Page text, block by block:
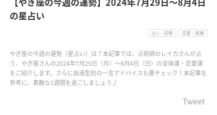
の星占い
占い・診断 恋愛・結婚
やぎ座の今週の運勢（星占い）は？本記事では、占術師のレイカさんが占
う、やぎ座さんの2024年7月29日（月）〜8月4日（日）の全体運・恋愛運
をご紹介します。さらに血液型別の一言アドバイスも要チェック！本記事を
参考に、素敵な1週間を過ごしましょう♪
Tweet